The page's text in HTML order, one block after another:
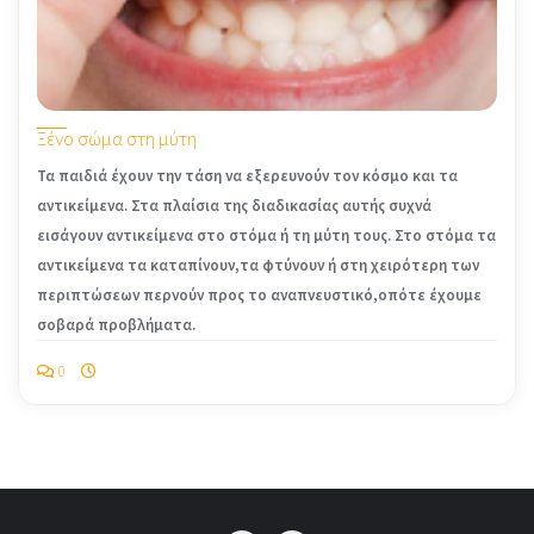
Ξένο σώμα στη μύτη
Τα παιδιά έχουν την τάση να εξερευνούν τον κόσμo και τα
αντικείμενα. Στα πλαίσια της διαδικασίας αυτής συχνά
εισάγουν αντικείμενα στο στόμα ή τη μύτη τους. Στο στόμα τα
αντικείμενα τα καταπίνουν,τα φτύνουν ή στη χειρότερη των
περιπτώσεων περνούν προς το αναπνευστικό,οπότε έχουμε
σοβαρά προβλήματα.
0